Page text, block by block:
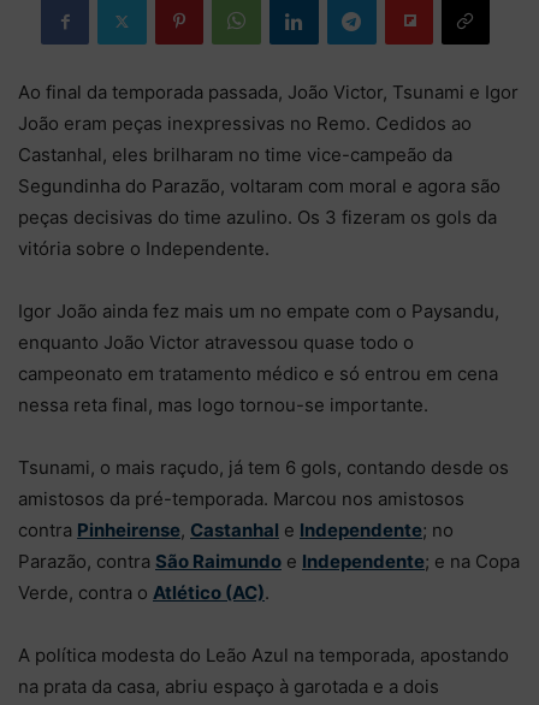
Ao final da temporada passada, João Victor, Tsunami e Igor
João eram peças inexpressivas no Remo. Cedidos ao
Castanhal, eles brilharam no time vice-campeão da
Segundinha do Parazão, voltaram com moral e agora são
peças decisivas do time azulino. Os 3 fizeram os gols da
vitória sobre o Independente.
Igor João ainda fez mais um no empate com o Paysandu,
enquanto João Victor atravessou quase todo o
campeonato em tratamento médico e só entrou em cena
nessa reta final, mas logo tornou-se importante.
Tsunami, o mais raçudo, já tem 6 gols, contando desde os
amistosos da pré-temporada. Marcou nos amistosos
contra Pinheirense, Castanhal e Independente; no
Parazão, contra São Raimundo e Independente; e na Copa
Verde, contra o Atlético (AC).
A política modesta do Leão Azul na temporada, apostando
na prata da casa, abriu espaço à garotada e a dois